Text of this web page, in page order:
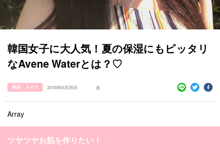
すべての記事
カテゴリー一覧
キュレーター一覧
利用規約
韓国 オルチャン 韓国コスメ
韓国旅行
メイク k-pop コスメ ファッション
韓国女子に大人気！夏の保湿にもピッタリ
なAvene Waterとは？♡
美容・メイク 2018年8月26日 윤
Array
ツヤツヤお肌を作りたい！